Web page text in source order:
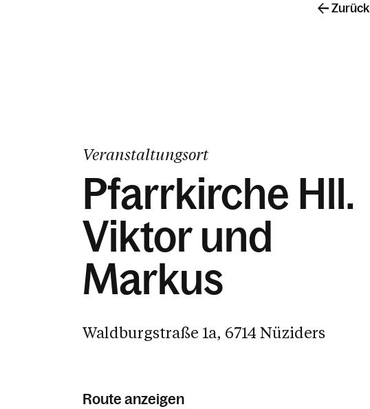
Zurück
Veranstaltungsort
Pfarrkirche Hll.
Viktor und
Markus
Waldburgstraße 1a, 6714 Nüziders
Route anzeigen